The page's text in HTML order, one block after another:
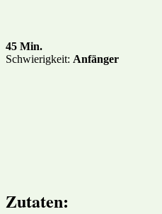
45 Min.
Schwierigkeit: Anfänger
Zutaten: